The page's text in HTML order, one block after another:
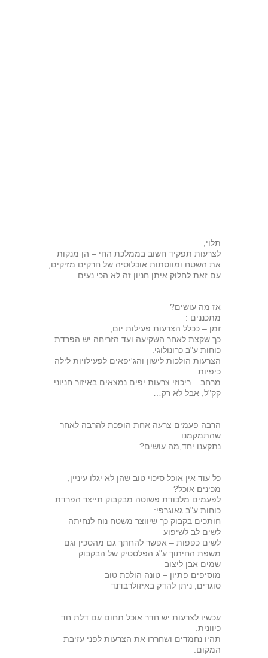
תלוי,
לצרעות תפקיד חשוב בממלכת החי – הן מנקות
את השטח ומווסתות אוכלוסיה של חרקים מזיקים,
עם זאת לחלוק איתן חניון זה לא הכי נעים.
אז מה עושים?
מתכננים :
זמן – ככלל הצרעות פעילות יום,
כך שקצת לאחר השקיעה ועד הזריחה יש הפרדת
כוחות ע"ב כרונולוגי.
הצרעות הולכות לישון והג'יפאים לפעילויות לילה
כיפיות.
מרחב – ריכוזי צרעות יפים נמצאים באיזור חניוני
קק"ל, אבל לא רק…
הרבה פעמים צרעה אחת הופכת להרבה לאחר
שהתמקמנו.
נתקענו יחד,מה עושים?
כל עוד אין אוכל סיכוי טוב שהן לא יגלו עיניין,
מכינים אוכל?
לפעמים מלכודת פשוטה מבקבוק תייצר הפרדת
כוחות ע"ב גאוגרפי:
חותכים בקבוק כך שיווצר משטח נוח לנחיתה –
לשים לב לשיפוע
לשים כפפות – אפשר להחתך גם מהסכין וגם
משפת החיתוך ע"ג הפלסטיק של הבקבוק
שמים אבן ליצוב
מוסיפים פתיון – טונה הולכת טוב
סוגרים, ניתן להדק באיזולרבדנד
עכשיו לצרעות יש חדר אוכל תחום עם דלת חד
כיוונית.
תהיו נחמדים ושחררו את הצרעות לפני עזיבת
המקום.